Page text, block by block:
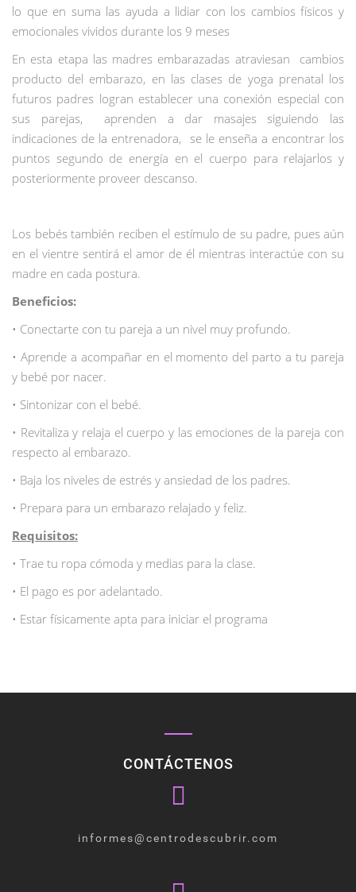
lo que en suma las ayuda a lidiar con los cambios físicos y
emocionales vividos durante los 9 meses
En esta etapa las madres embarazadas atraviesan cambios
producto del embarazo, en las clases de yoga prenatal los
futuros padres logran establecer una conexión especial con
sus parejas, aprenden a dar masajes siguiendo las
indicaciones de la entrenadora, se le enseña a encontrar los
puntos segundo de energía en el cuerpo para relajarlos y
posteriormente proveer descanso.
Los bebés también reciben el estímulo de su padre, pues aún
en el vientre sentirá el amor de él mientras interactúe con su
madre en cada postura.
Beneficios:
• Conectarte con tu pareja a un nivel muy profundo.
• Aprende a acompañar en el momento del parto a tu pareja
y bebé por nacer.
• Sintonizar con el bebé.
• Revitaliza y relaja el cuerpo y las emociones de la pareja con
respecto al embarazo.
• Baja los niveles de estrés y ansiedad de los padres.
• Prepara para un embarazo relajado y feliz.
Requisitos:
• Trae tu ropa cómoda y medias para la clase.
• El pago es por adelantado.
• Estar físicamente apta para iniciar el programa
CONTÁCTENOS
informes@centrodescubrir.com